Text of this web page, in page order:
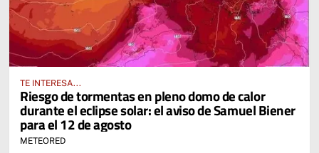
TE INTERESA...
Riesgo de tormentas en pleno domo de calor
durante el eclipse solar: el aviso de Samuel Biener
para el 12 de agosto
METEORED